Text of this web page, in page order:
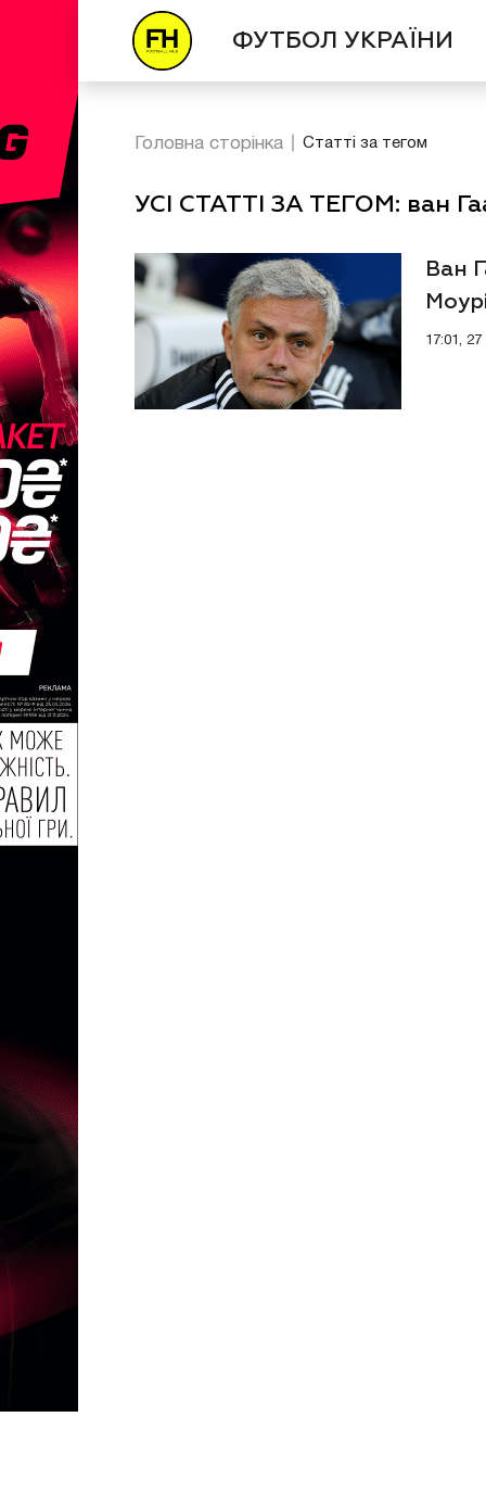
ФУТБОЛ УКРАЇНИ
Головна сторінка Статті за тегом
УСІ СТАТТІ ЗА ТЕГОМ: ван
Ван
17:01, 27